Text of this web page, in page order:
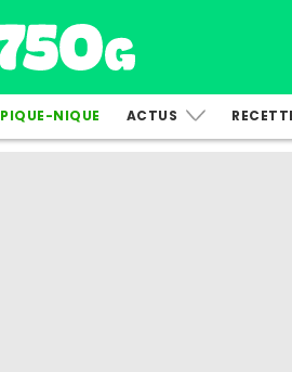
PIQUE-NIQUE ACTUS